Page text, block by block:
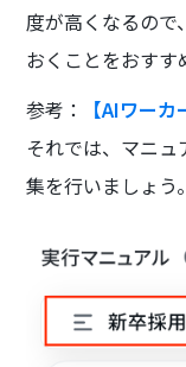
度が高くなるので、
おくことをおすす
参考：
【AIワー
それでは、マニ
集を行いましょう。